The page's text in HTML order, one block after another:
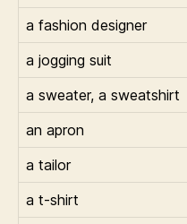
a fashion designer
a jogging suit
a sweater, a sweatshirt
an apron
a tailor
a t-shirt